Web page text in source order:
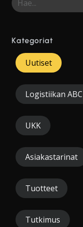
Kategoriat
Uutiset
Logistiikan ABC
UKK
Asiakastarinat
Tuotteet
Tutkimus